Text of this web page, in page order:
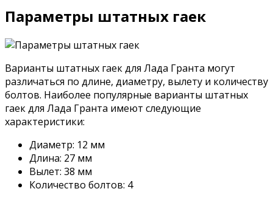
Параметры штатных гаек
Варианты штатных гаек для Лада Гранта могут
различаться по длине, диаметру, вылету и количеству
болтов. Наиболее популярные варианты штатных
гаек для Лада Гранта имеют следующие
характеристики:
Диаметр: 12 мм
Длина: 27 мм
Вылет: 38 мм
Количество болтов: 4